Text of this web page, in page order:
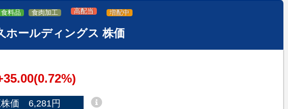
食料品 食肉加工 高配当 増配中
ホールディングス 株価
株価 6,281円